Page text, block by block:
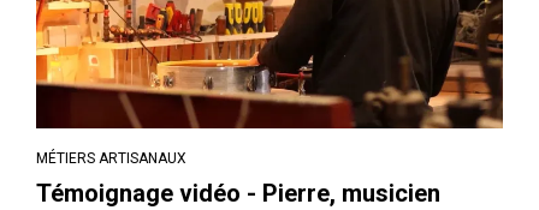
MÉTIERS ARTISANAUX
Témoignage vidéo - Pierre, musicien